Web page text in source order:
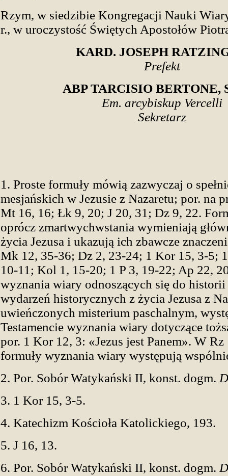
Rzym, w siedzibie Kongregacji Nauki
r., w uroczystość Świętych Apostołów
KARD. JOSEPH
Prefekt
ABP TARCISIO BERTONE,
Em. arcybiskup Vercelli
Sekretarz
1. Proste formuły mówią zazwyczaj o
mesjańskich w Jezusie z Nazaretu; por. na
Mt 16, 16; Łk 9, 20; J 20, 31; Dz 9, 22.
oprócz zmartwychwstania wymieniają
życia Jezusa i ukazują ich zbawcze
Mk 12, 35-36; Dz 2, 23-24; 1 Kor 15, 3-5;
10-11; Kol 1, 15-20; 1 P 3, 19-22; Ap 22,
wyznania wiary odnoszących się do
wydarzeń historycznych z życia Jezusa z
uwieńczonych misterium paschalnym,
Testamencie wyznania wiary dotyczące
por. 1 Kor 12, 3: «Jezus jest Panem». W
formuły wyznania wiary występują
2. Por. Sobór Watykański II, konst. dogm.
3. 1 Kor 15, 3-5.
4. Katechizm Kościoła Katolickiego, 193.
5. J 16, 13.
6. Por. Sobór Watykański II, konst. dogm.